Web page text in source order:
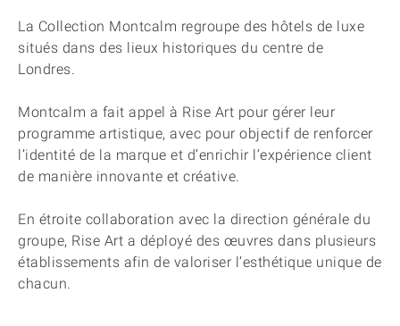
La Collection Montcalm regroupe des hôtels de luxe
situés dans des lieux historiques du centre de
Londres.
Montcalm a fait appel à Rise Art pour gérer leur
programme artistique, avec pour objectif de renforcer
l’identité de la marque et d’enrichir l’expérience client
de manière innovante et créative.
En étroite collaboration avec la direction générale du
groupe, Rise Art a déployé des œuvres dans plusieurs
établissements afin de valoriser l’esthétique unique de
chacun.